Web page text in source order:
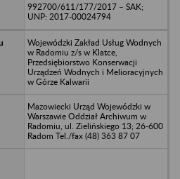
992700/611/177/2017 – SAK;
UNP: 2017-00024794
Wojewódzki Zakład Usług Wodnych
w Radomiu z/s w Klatce,
Przedsiębiorstwo Konserwacji
Urządzeń Wodnych i Melioracyjnych
w Górze Kalwarii
Mazowiecki Urząd Wojewódzki w
Warszawie Oddział Archiwum w
Radomiu, ul. Zielińskiego 13; 26-600
Radom Tel./fax (48) 363 87 07